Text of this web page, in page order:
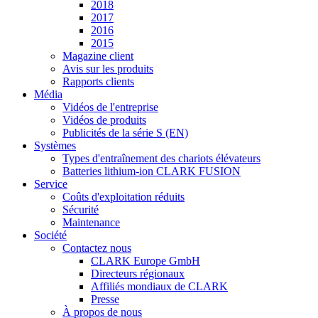
2018
2017
2016
2015
Magazine client
Avis sur les produits
Rapports clients
Média
Vidéos de l'entreprise
Vidéos de produits
Publicités de la série S (EN)
Systèmes
Types d'entraînement des chariots élévateurs
Batteries lithium-ion CLARK FUSION
Service
Coûts d'exploitation réduits
Sécurité
Maintenance
Société
Contactez nous
CLARK Europe GmbH
Directeurs régionaux
Affiliés mondiaux de CLARK
Presse
À propos de nous